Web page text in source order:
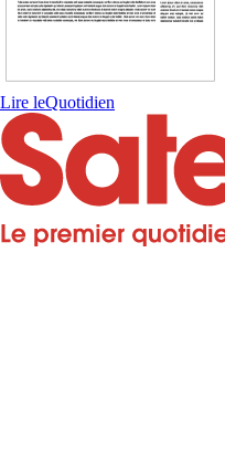
Lire leQuotidien